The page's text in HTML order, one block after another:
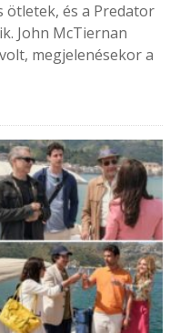
ötletek, és a Predator
John McTiernan
megjelenésekor a